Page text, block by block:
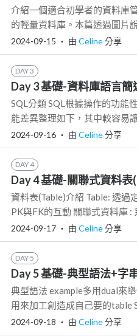
介紹一個適合初學者的資料庫
的輕量資料庫。本篇透過圖片
2024-09-15 ‧ 由 Celine分享
DAY 3
Day 3 基礎-資料庫語言簡
SQL分類 SQL根據操作的功能
能差異整理如下，其中較容易
2024-09-16 ‧ 由 Celine分享
DAY 4
Day 4 基礎-關聯式資料
資料表(Table)介紹 Table: 透過
PK與FK的互動 關聯式資料庫 :
2024-09-17 ‧ 由 Celine分享
DAY 5
Day 5 基礎-典型語法+字
典型語法 example多用dual來
用來加工創造成自己要的table
2024-09-18 ‧ 由 Celine分享